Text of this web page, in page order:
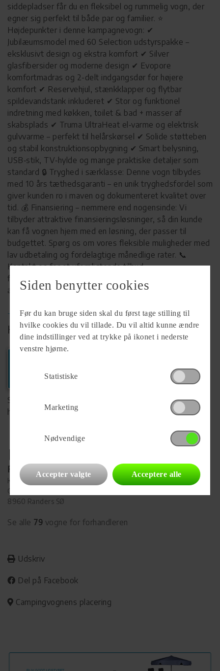
siddepladser får du en fleksibel og rummelig vogn, der
egner sig perfekt til både par og familier. ⭐
Højdepunkter i denne kampagnevogn: ✔
Jubilæumsmodel med 60 Selection udstyrspakke –
eksklusivt design og ekstra komfort ✔ Silver
glasfibersider og moderne design ✔ Evopore
komfortmadras og 2-delt indgangsdør for højere
komfort ✔ Reservehjul, stænkklapper og flytbar
spildevandstank inkluderet ✔ Stor og funktionel
indretning med køkken, toilet & bad + masser af
skabsplads ✔ Truma UltraHeat el‑varme og elektrisk
gulvvarme – perfekt til helårskørsel ✔ Solide støtteben
og stabil konstruktionsopbygning ✔ Smart belysning,
USB‑stik, TV‑hylde og mange praktiske detaljer som
standard 🔒 Tryghed i særklasse: Denne vogn tilbydes
med 10 års tæthedsgaranti – en unik tryghedsfordel som
giver kunden ro i maven og dokumenteret kvalitet over
tid. 💰 Finansiering – nemmere end nogensinde: Vi
tilbyder attraktive finansieringsløsninger, så din kunde
kan få vognen hjem med en løsning, der passer til
budgettet. Spørg os om vores fleksible muligheder med
lav udbetaling og fordelagtige månedlige rater. 📞
Kontakt os for et uforpligtende tilbud,
finansieringstilpasning eller fremvisning – vi står klar til
at hjælpe!
TRYGHED - FØR - UNDER - EFTER
KØB HOS FORHANDLER
+45 87109870
Se komplet info på forhandlerens
hjemmeside
Forhandler
Kronjyllands Camping Center Randers
Grenåvej 29-31
8960 Randers SØ
Se alle 79 vogne for forhandleren
Udskriv
Del på Facebook
Campingvognens placering
Siden benytter cookies
Før du kan bruge siden skal du først tage stilling til
hvilke cookies du vil tillade. Du vil altid kunne ændre
dine indstillinger ved at trykke på ikonet i nederste
venstre hjørne.
Statistiske
Marketing
Nødvendige
Accepter valgte Acceptere alle